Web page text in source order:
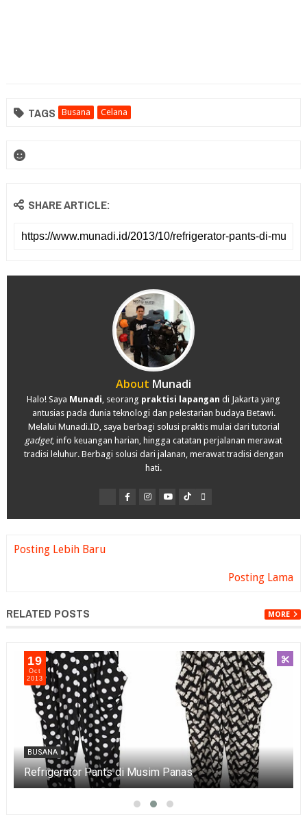
TAGS Busana Celana
SHARE ARTICLE:
About Munadi
Halo! Saya Munadi, seorang praktisi lapangan di Jakarta yang
antusias pada dunia teknologi dan pelestarian budaya Betawi.
Melalui Munadi.ID, saya berbagi solusi praktis mulai dari tutorial
gadget, info keuangan harian, hingga catatan perjalanan merawat
tradisi leluhur. Berbagi solusi dari jalanan, merawat tradisi dengan
hati.
Posting Lebih Baru
Posting Lama
RELATED POSTS MORE
19
Oct
2013
BUSANA
Refrigerator Pants di Musim Panas